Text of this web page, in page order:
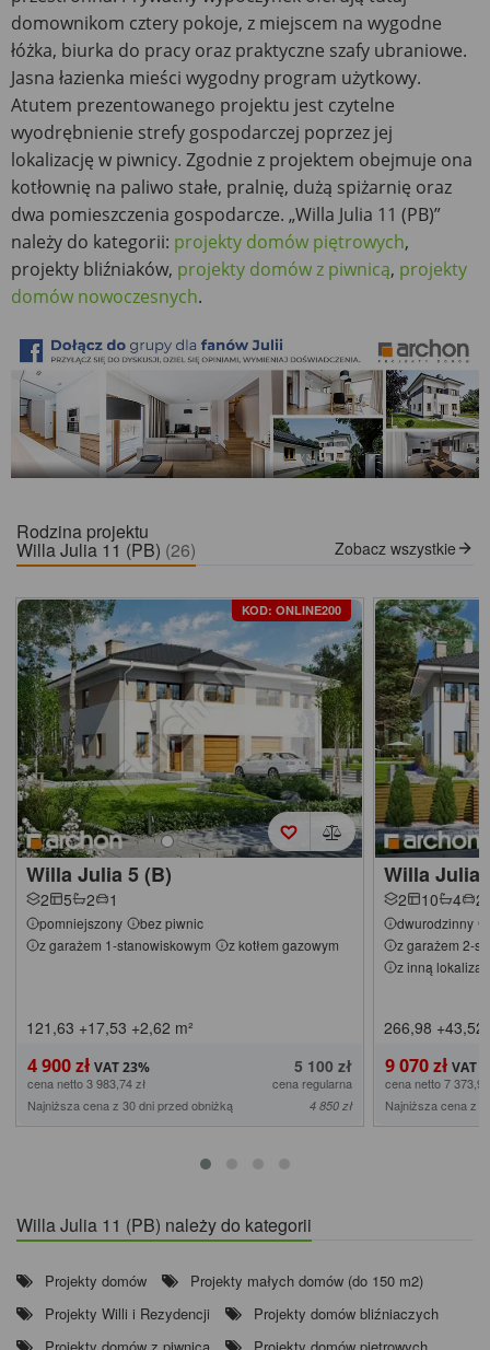
domownikom cztery pokoje, z miejscem na wygodne
łóżka, biurka do pracy oraz praktyczne szafy ubraniowe.
Jasna łazienka mieści wygodny program użytkowy.
Atutem prezentowanego projektu jest czytelne
wyodrębnienie strefy gospodarczej poprzez jej
lokalizację w piwnicy. Zgodnie z projektem obejmuje ona
kotłownię na paliwo stałe, pralnię, dużą spiżarnię oraz
dwa pomieszczenia gospodarcze. „Willa Julia 11 (PB)”
należy do kategorii: projekty domów piętrowych,
projekty bliźniaków, projekty domów z piwnicą, projekty
domów nowoczesnych.
Rodzina projektu
Willa Julia 11 (PB) (26) Zobacz wszystkie
KOD: ONLINE200
Willa Julia 5 (B)
2 5 2 1
pomniejszony
bez piwnic
z garażem 1-stanowiskowym
z kotłem gazowym
121,63 +17,53 +2,62 m²
4 900 zł 5 100 zł
cena netto 3 983,74 zł
cena regularna
Najniższa cena z 30 dni przed obniżką
4 850 zł
Willa Julia
2 10 4 2
dwurodzinny
z garażem 2-
z inną
266,98 +43,52
9 070 zł
cena netto 7
Najniższa cena z
Willa Julia 11 (PB) należy do kategorii
Projekty domów
Projekty małych domów (do 150 m2)
Projekty Willi i Rezydencji
Projekty domów bliźniaczych